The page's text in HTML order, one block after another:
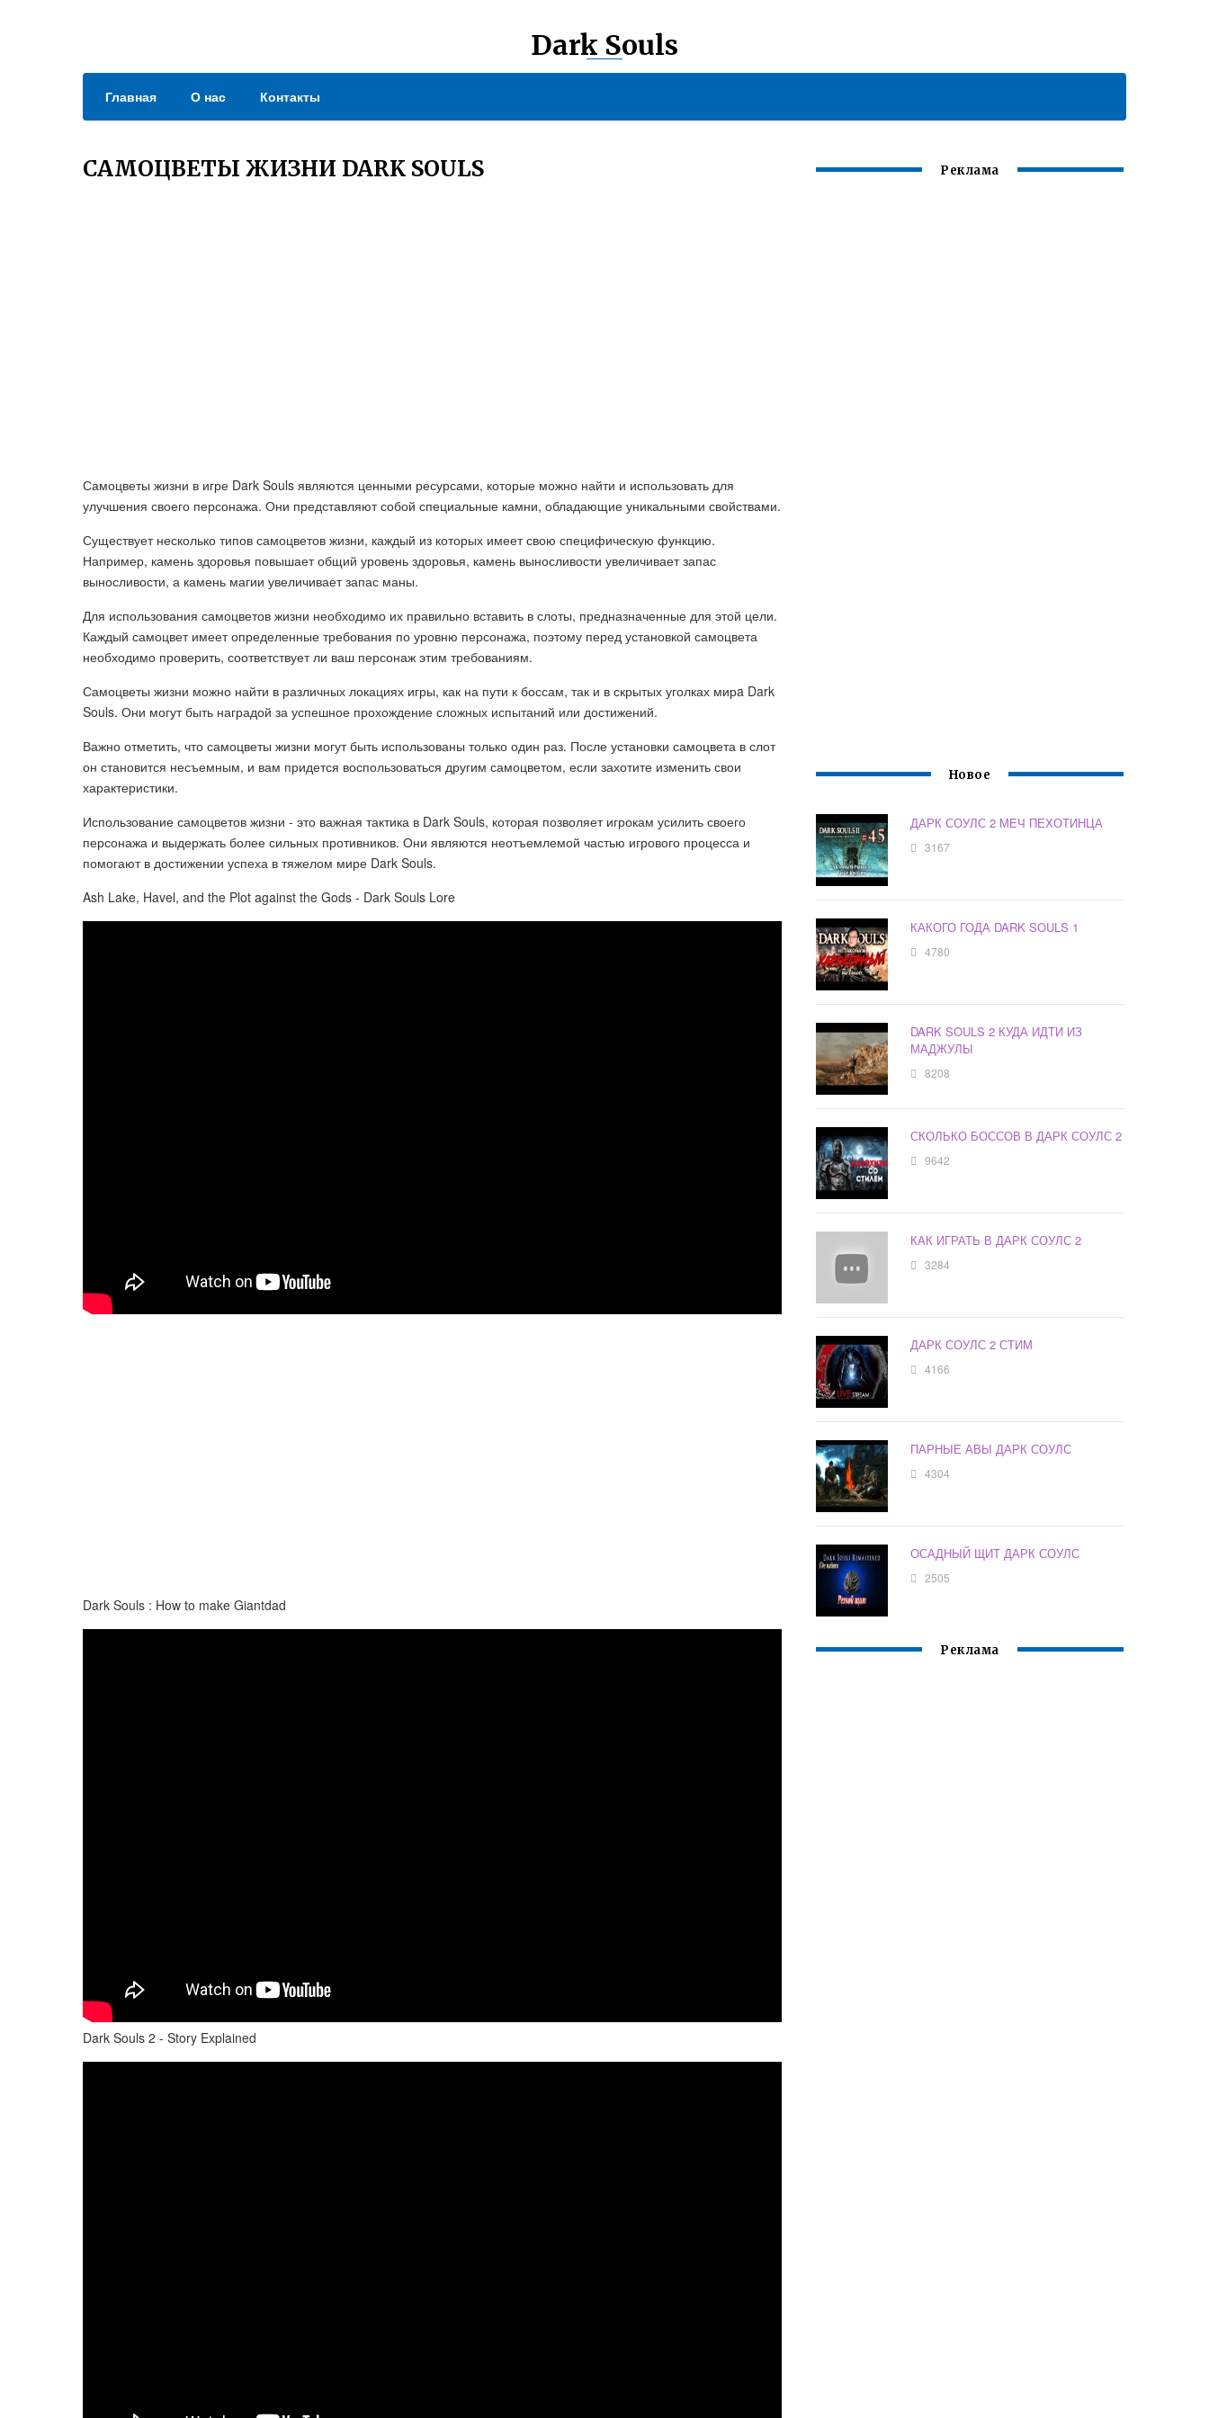
Dark Souls
Главная О нас Контакты
САМОЦВЕТЫ ЖИЗНИ DARK SOULS
Самоцветы жизни в игре Dark Souls являются ценными ресурсами, которые можно найти и использовать для
улучшения своего персонажа. Они представляют собой специальные камни, обладающие уникальными свойствами.
Существует несколько типов самоцветов жизни, каждый из которых имеет свою специфическую функцию.
Например, камень здоровья повышает общий уровень здоровья, камень выносливости увеличивает запас
выносливости, а камень магии увеличивает запас маны.
Для использования самоцветов жизни необходимо их правильно вставить в слоты, предназначенные для этой цели.
Каждый самоцвет имеет определенные требования по уровню персонажа, поэтому перед установкой самоцвета
необходимо проверить, соответствует ли ваш персонаж этим требованиям.
Самоцветы жизни можно найти в различных локациях игры, как на пути к боссам, так и в скрытых уголках мирa Dark
Souls. Они могут быть наградой за успешное прохождение сложных испытаний или достижений.
Важно отметить, что самоцветы жизни могут быть использованы только один раз. После установки самоцвета в слот
он становится несъемным, и вам придется воспользоваться другим самоцветом, если захотите изменить свои
характеристики.
Использование самоцветов жизни - это важная тактика в Dark Souls, которая позволяет игрокам усилить своего
персонажа и выдержать более сильных противников. Они являются неотъемлемой частью игрового процесса и
помогают в достижении успеха в тяжелом мире Dark Souls.
Ash Lake, Havel, and the Plot against the Gods - Dark Souls Lore
Dark Souls : How to make Giantdad
Dark Souls 2 - Story Explained
Реклама
Новое
ДАРК СОУЛС 2 МЕЧ ПЕХОТИНЦА
3167
КАКОГО ГОДА DARK SOULS 1
4780
DARK SOULS 2 КУДА ИДТИ ИЗ
МАДЖУЛЫ
8208
СКОЛЬКО БОССОВ В ДАРК СОУЛС 2
9642
КАК ИГРАТЬ В ДАРК СОУЛС 2
3284
ДАРК СОУЛС 2 СТИМ
4166
ПАРНЫЕ АВЫ ДАРК СОУЛС
4304
ОСАДНЫЙ ЩИТ ДАРК СОУЛС
2505
Реклама